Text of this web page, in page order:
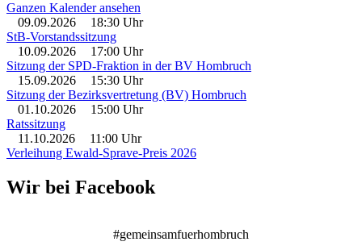
Ganzen Kalender ansehen
09.09.2026
18:30 Uhr
StB-Vorstandssitzung
10.09.2026
17:00 Uhr
Sitzung der SPD-Fraktion in der BV Hombruch
15.09.2026
15:30 Uhr
Sitzung der Bezirksvertretung (BV) Hombruch
01.10.2026
15:00 Uhr
Ratssitzung
11.10.2026
11:00 Uhr
Verleihung Ewald-Sprave-Preis 2026
Wir bei Facebook
#gemeinsamfuerhombruch